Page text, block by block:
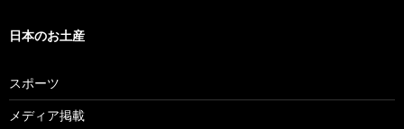
日本のお土産
スポーツ
メディア掲載